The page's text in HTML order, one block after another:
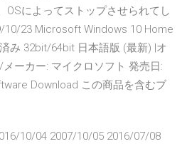
OSによってストップさせられてし
10/23 Microsoft Windows 10 Home
み 32bit/64bit 日本語版 (最新) |オ
ーカー: マイクロソフト 発売日:
Download この商品を含むブ
10/04 2007/10/05 2016/07/08